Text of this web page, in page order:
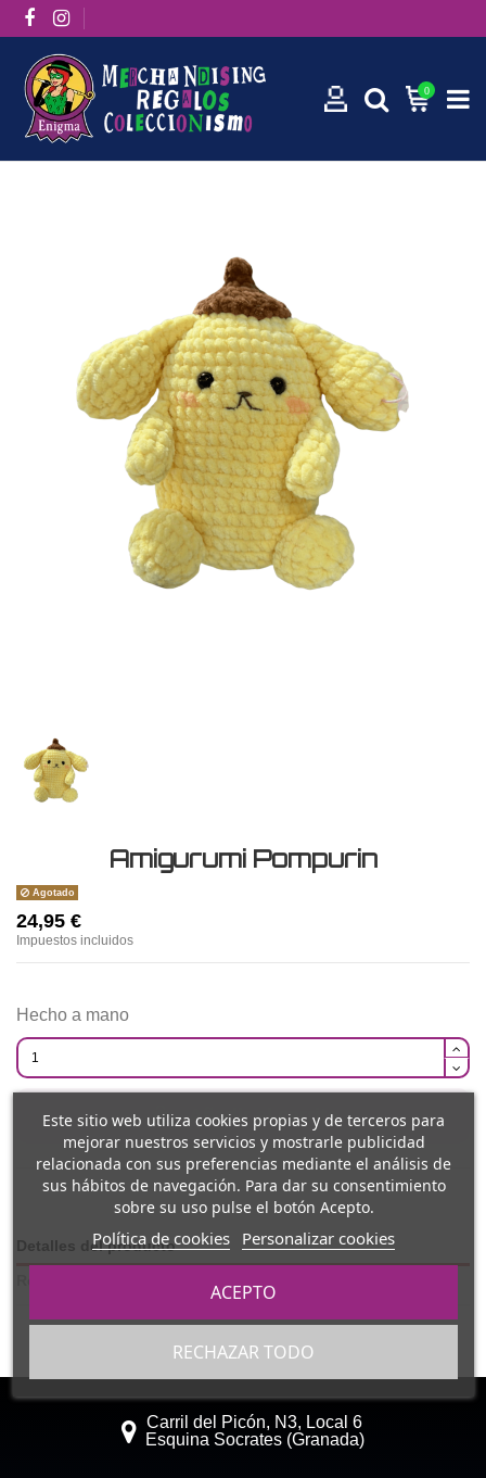
0
Amigurumi Pompurin
Agotado
24,95 €
Impuestos incluidos
Hecho a mano
Añadir al carrito
Detalles del producto
Carril del Picón, N3, Local 6
Esquina Socrates (Granada)
Este sitio web utiliza cookies propias y de terceros para
mejorar nuestros servicios y mostrarle publicidad
relacionada con sus preferencias mediante el análisis de
sus hábitos de navegación. Para dar su consentimiento
sobre su uso pulse el botón Acepto.
Política de cookies Personalizar cookies
RECHAZAR TODO
ACEPTO